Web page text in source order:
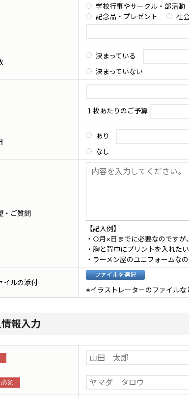
学校行事やサークル・部活動
記念品・プレゼント
社
決まっている
決まっていない
１枚あたりのご予算
あり
なし
・ご質問
【記入例】
・○月×日までに必要なのですが
・胸と背中にプリントを入れた
・ラーメン屋のユニフォームな
イルの添付
※イラストレーターのファイルな
報入力